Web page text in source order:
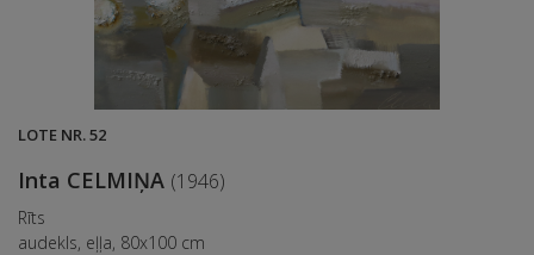
LOTE NR. 52
Inta CELMIŅA (1946)
Rīts
audekls, eļļa, 80x100 cm